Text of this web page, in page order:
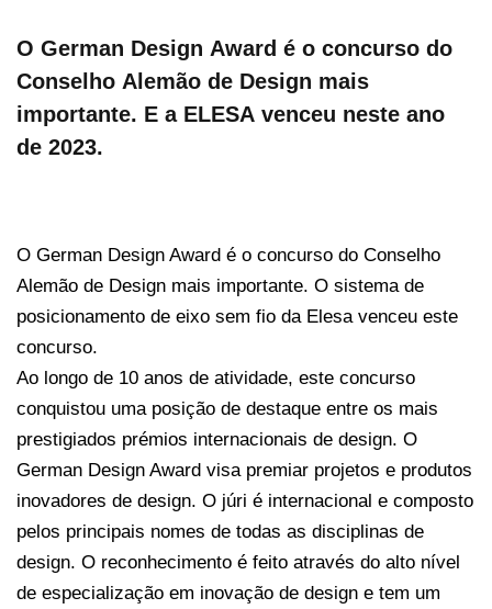
O German Design Award é o concurso do
Conselho Alemão de Design mais
importante. E a ELESA venceu neste ano
de 2023.
O German Design Award é o concurso do Conselho
Alemão de Design mais importante. O sistema de
posicionamento de eixo sem fio da Elesa venceu este
concurso.
Ao longo de 10 anos de atividade, este concurso
conquistou uma posição de destaque entre os mais
prestigiados prémios internacionais de design. O
German Design Award visa premiar projetos e produtos
inovadores de design. O júri é internacional e composto
pelos principais nomes de todas as disciplinas de
design. O reconhecimento é feito através do alto nível
de especialização em inovação de design e tem um